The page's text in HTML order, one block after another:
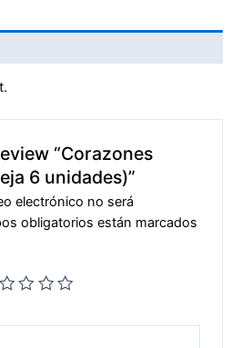
“Corazones
6 unidades)”
electrónico no será
obligatorios están marcados